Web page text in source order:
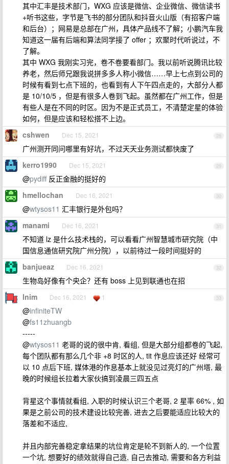
其中汇丰是技术部门，WXG 应该是微信、企业微信、微信读书
+听书这些，字节是飞书的部分团队和抖音火山版（有招客户端
和后台）；网易是总部在广州，具体产品线不了解；小鹏汽车我
知道这一届有后端和算法同学接了 offer ；欢聚时代听说过，不
了解。
其中 WXG 我刚实习完，卷不卷要看部门。我以前听说腾讯比较
养老，然后师兄跟我说拼多多人称小微信……早上七点到公司的
时候有看到七点下班的，也看到有人下午四点走的，大部分人都
是 10/10/5 ，但是有很多人卷到飞起。虽然都在广州工作，但是
有些人是在不同的时区。因为不是正式员工，不清楚定星的体验
如何，但是应该和轻松搭不上边。
28
cshwen Dec 15, 2021
广州测开同问哪里有好坑，不过天天业务测试都快废了
29
kerro1990 Dec 15, 2021
@pydiff反正金融的挺好的
30
hmellochan Dec 16, 2021
@wtysos11 汇丰银行是外包吗？
31
manami Dec 16, 2021
不知道 lz 是什么技术栈的，可以看看广州智慧城市研究院（中
国信息通信研究院广州分院），以前待过一段时间挺好的
32
banjueaz Dec 16, 2021
生物岛好像有个央企？还有 boss 上见到联通也在招
33
lnim Dec 16, 2021 1
@infiniteTW
@fs11zhuangb
-----
@wtysos11 老哥的说的很中肯, 看组, 但是大部分组都卷的飞起,
每个团队都有那么几个非 +8 时区的人, tit 作息应该还好 经常可
以 10 点后下班, 媒体港的作息基本上就没见过亮灯的广州塔, 最
晚的时候组长拉着大家伙搞到凌晨三四五点
背星这个事情就看组, 入职的时候认识三个老哥, 2 星率 66% , 如
果是之前公司的技术建设比较完善, 进去之后要能适应比较大的
落差和不适应,
并且内部完善稳定拿结果的坑位肯定是轮不到新人的, 一个位置
一个坑, 想要好的绩效就得自己造, 自己去推动, 需要和各方利益